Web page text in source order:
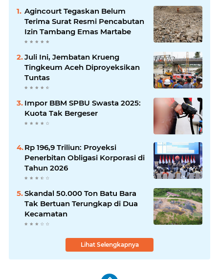
Agincourt Tegaskan Belum
Terima Surat Resmi Pencabutan
Izin Tambang Emas Martabe
Juli Ini, Jembatan Krueng
Tingkeum Aceh Diproyeksikan
Tuntas
Impor BBM SPBU Swasta 2025:
Kuota Tak Bergeser
Rp 196,9 Triliun: Proyeksi
Penerbitan Obligasi Korporasi di
Tahun 2026
Skandal 50.000 Ton Batu Bara
Tak Bertuan Terungkap di Dua
Kecamatan
Lihat Selengkapnya